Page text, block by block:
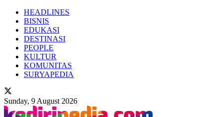
HEADLINES
BISNIS
EDUKASI
DESTINASI
PEOPLE
KULTUR
KOMUNITAS
SURYAPEDIA
Sunday, 9 August 2026